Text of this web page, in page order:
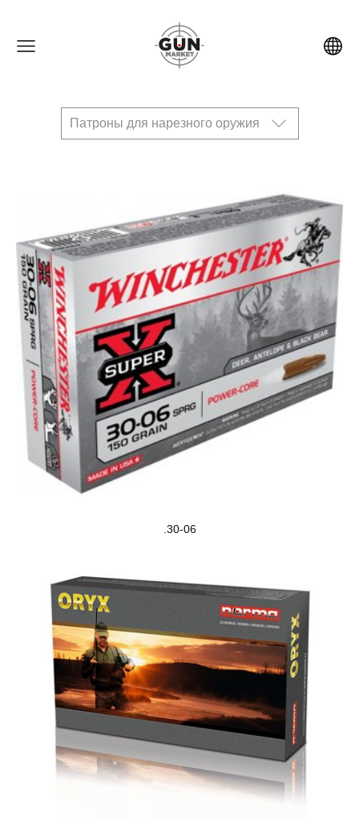
Патроны для нарезного оружия
.30-06